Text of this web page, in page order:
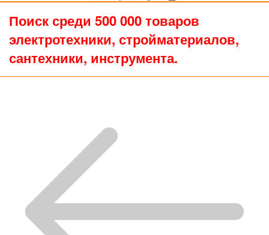
Поиск среди 500 000 товаров
электротехники, стройматериалов,
сантехники, инструмента.